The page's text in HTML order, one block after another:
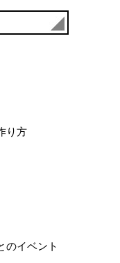
り方
のイベント